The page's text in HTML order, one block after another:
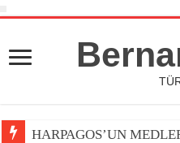
HARPAGOS’UN